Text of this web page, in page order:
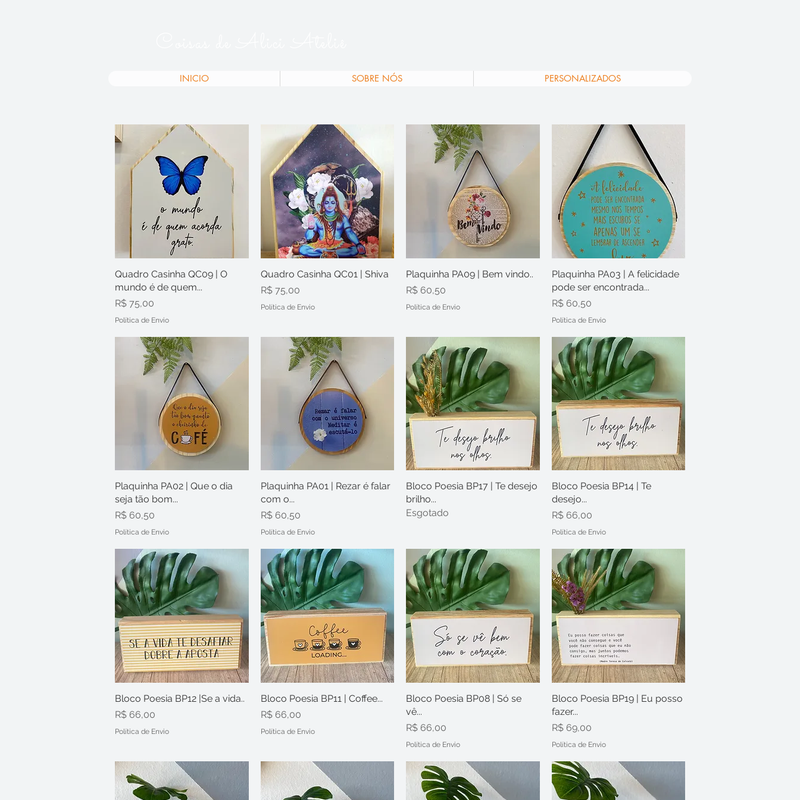
INICIO SOBRE NÓS PERSONALIZADOS
Visualização rápida
Quadro Casinha QC09 | O
mundo é de quem...
Preço
R$ 75,00
Política de Envio
Visualização rápida
Quadro Casinha QC01 | Shiva
Preço
R$ 75,00
Política de Envio
Visualização rápida
Plaquinha PA09 | Bem vindo..
Preço
R$ 60,50
Política de Envio
Visualização rápida
Plaquinha PA03 | A felicidade
pode ser encontrada...
Preço
R$ 60,50
Política de Envio
Visualização rápida
Plaquinha PA02 | Que o dia
seja tão bom...
Preço
R$ 60,50
Política de Envio
Visualização rápida
Plaquinha PA01 | Rezar é falar
com o...
Preço
R$ 60,50
Política de Envio
Visualização rápida
Bloco Poesia BP17 | Te desejo
brilho...
Esgotado
Visualização rápida
Bloco Poesia BP14 | Te
desejo...
Preço
R$ 66,00
Política de Envio
Visualização rápida
Bloco Poesia BP12 |Se a vida..
Preço
R$ 66,00
Política de Envio
Visualização rápida
Bloco Poesia BP11 | Coffee...
Preço
R$ 66,00
Política de Envio
Visualização rápida
Bloco Poesia BP08 | Só se
vê...
Preço
R$ 66,00
Política de Envio
Visualização rápida
Bloco Poesia BP19 | Eu posso
fazer...
Preço
R$ 69,00
Política de Envio